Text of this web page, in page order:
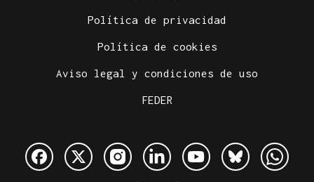
Política de privacidad
Política de cookies
Aviso legal y condiciones de uso
FEDER